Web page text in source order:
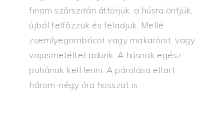
finom szőrszitán áttörjük, a húsra öntjük,
újból felfőzzük és feladjuk. Mellé
zsemlyegombócot vagy makarónit, vagy
vajasmetéltet adunk. A húsnak egész
puhának kell lenni. A párolása eltart
három-négy óra hosszat is.